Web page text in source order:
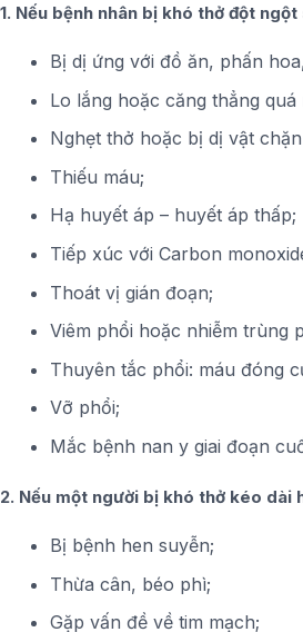
1. Nếu bệnh nhân bị khó thở đột
Bị dị ứng với đồ ăn, phấn
Lo lắng hoặc căng thẳng quá
Nghẹt thở hoặc bị dị vật
Thiếu máu;
Hạ huyết áp – huyết áp thấp;
Tiếp xúc với Carbon
Thoát vị gián đoạn;
Viêm phổi hoặc nhiễm trùng
Thuyên tắc phổi: máu đóng
Vỡ phổi;
Mắc bệnh nan y giai đoạn
2. Nếu một người bị khó thở kéo dài
Bị bệnh hen suyễn;
Thừa cân, béo phì;
Gặp vấn đề về tim mạch;